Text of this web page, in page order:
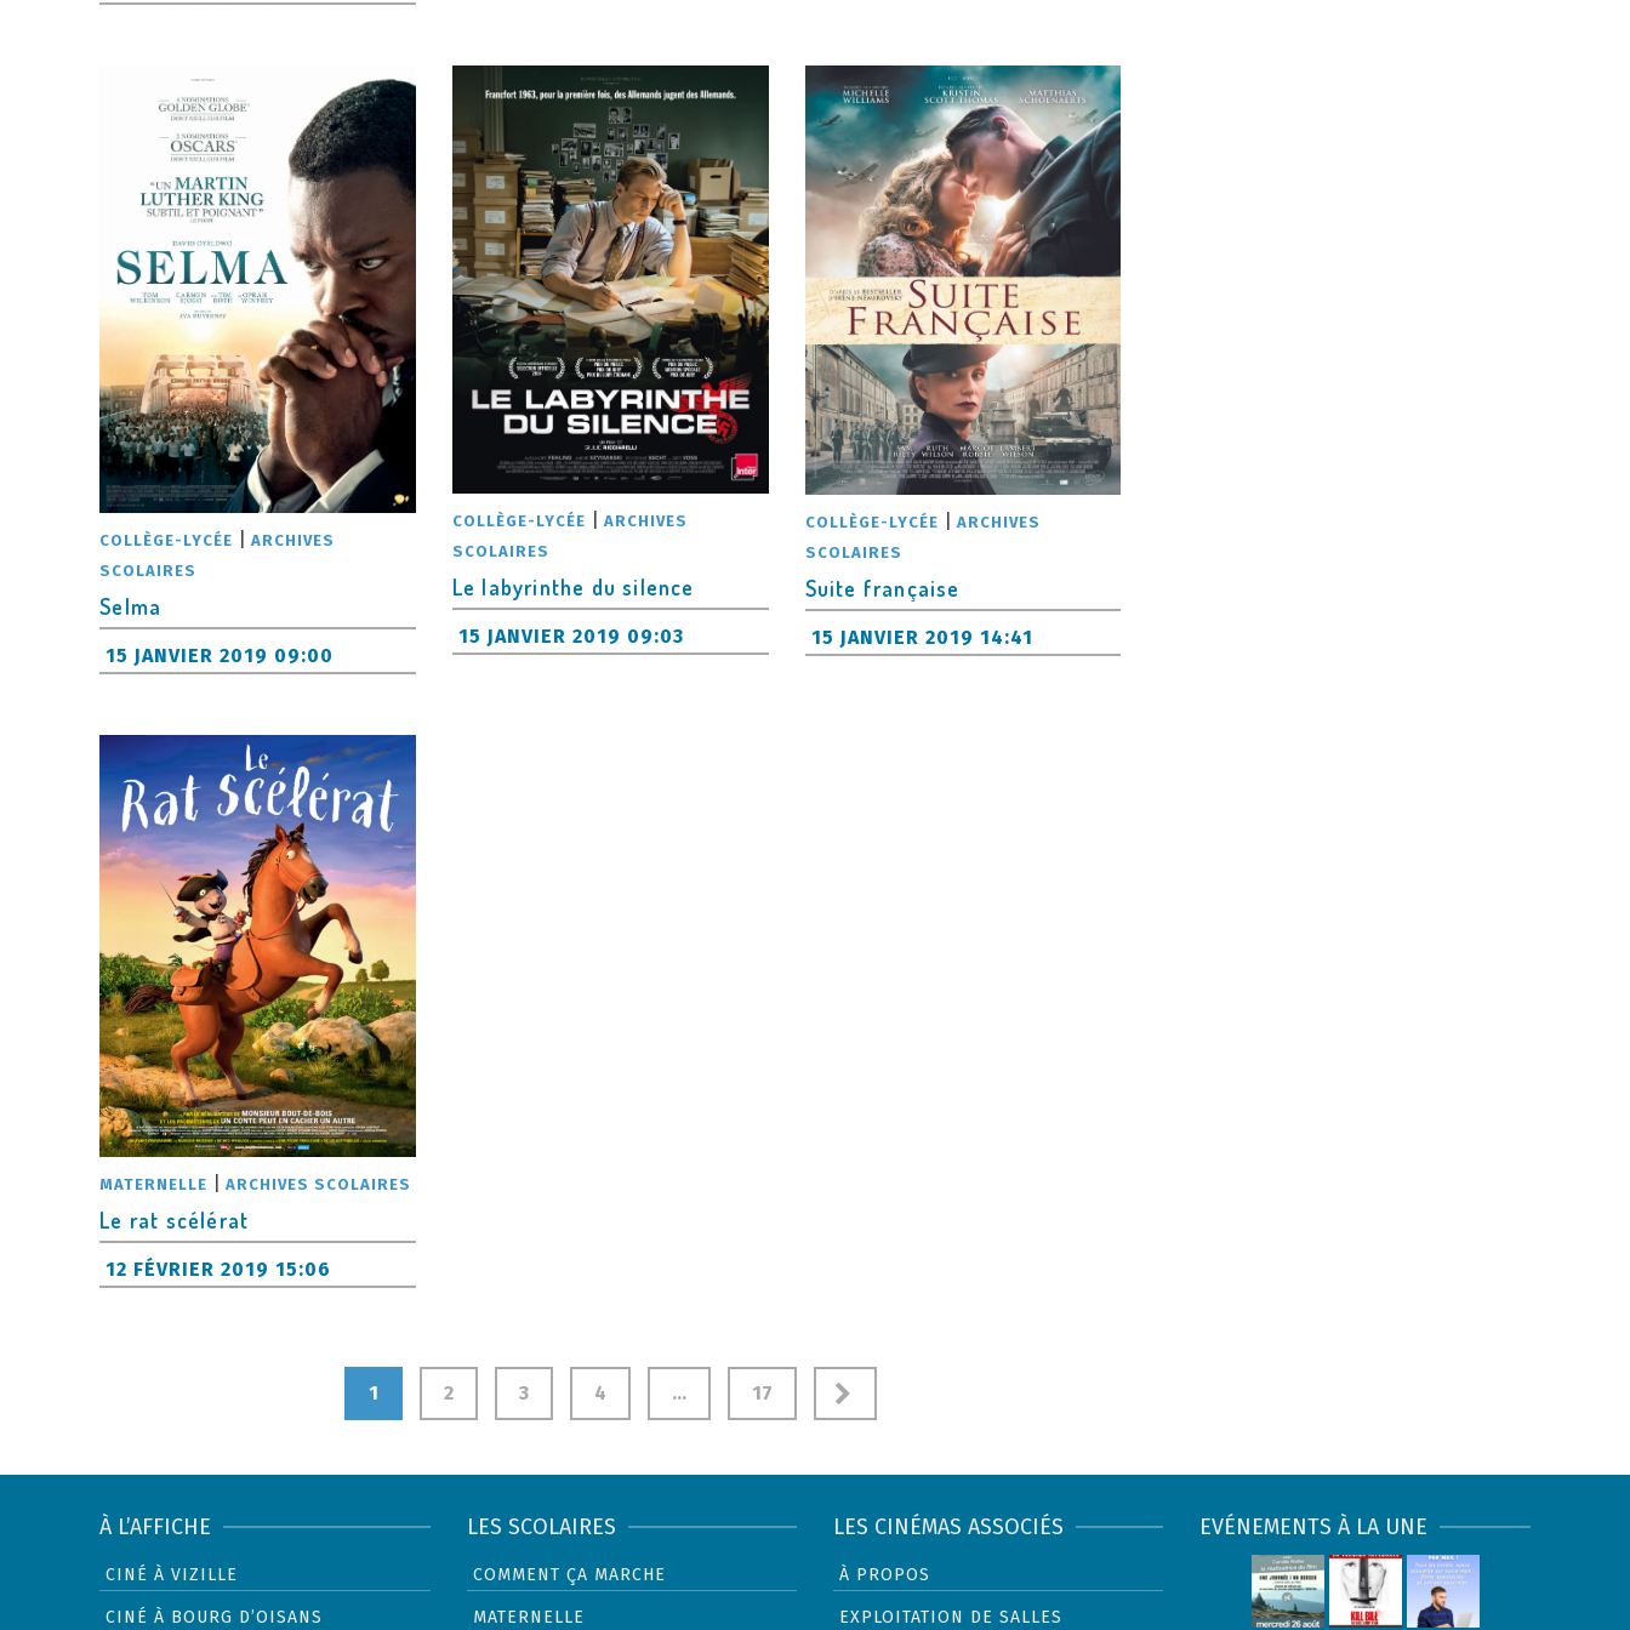
COLLÈGE-LYCÉE |ARCHIVES
SCOLAIRES
Selma
15 JANVIER 2019 09:00
COLLÈGE-LYCÉE
ARCHIVES
SCOLAIRES
Le labyrinthe du silence
15 JANVIER 2019 09:03
COLLÈGE-LYCÉE
ARCHIVES
SCOLAIRES
Suite française
15 JANVIER 2019 14:41
MATERNELLE |ARCHIVES SCOLAIRES
Le rat scélérat
12 FÉVRIER 2019 15:06
1 2 3 4 … 17
À L’AFFICHE
CINÉ À VIZILLE
CINÉ À BOURG D’OISANS
LES SCOLAIRES
COMMENT ÇA MARCHE
MATERNELLE
LES CINÉMAS ASSOCIÉS
À PROPOS
EXPLOITATION DE SALLES
EVÉNEMENTS À LA UNE